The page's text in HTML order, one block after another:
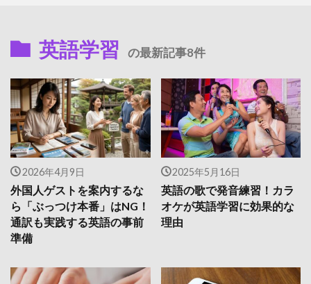
英語学習 の最新記事8件
2026年4月9日
外国人ゲストを案内するな
ら「ぶっつけ本番」はNG！
通訳も実践する英語の事前
準備
2025年5月16日
英語の歌で発音練習！カラ
オケが英語学習に効果的な
理由